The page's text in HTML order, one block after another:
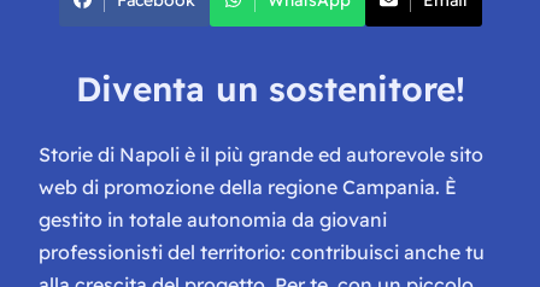
Diventa un sostenitore!
Storie di Napoli è il più grande ed autorevole sito
web di promozione della regione Campania. È
gestito in totale autonomia da giovani
professionisti del territorio: contribuisci anche tu